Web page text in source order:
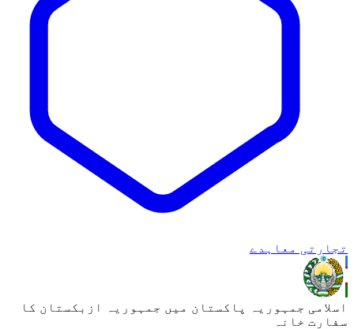
معاہدے
جمہوریہ پاکستان میں جمہوریہ ازبکستان کا
خانہ